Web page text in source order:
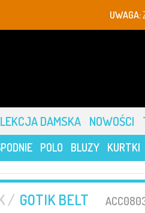
UWAGA:
DAMSKA NOWOŚCI
POLO BLUZY KURTKI
/ GOTIK BELT